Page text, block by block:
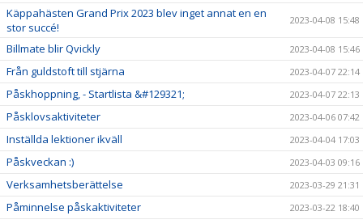
Käppahästen Grand Prix 2023 blev inget annat en en
stor succé!
2023-04-08 15:48
Billmate blir Qvickly 2023-04-08 15:46
Från guldstoft till stjärna 2023-04-07 22:14
Påskhoppning, - Startlista &#129321; 2023-04-07 22:13
Påsklovsaktiviteter 2023-04-06 07:42
Inställda lektioner ikväll 2023-04-04 17:03
Påskveckan :) 2023-04-03 09:16
Verksamhetsberättelse 2023-03-29 21:31
Påminnelse påskaktiviteter 2023-03-22 18:40